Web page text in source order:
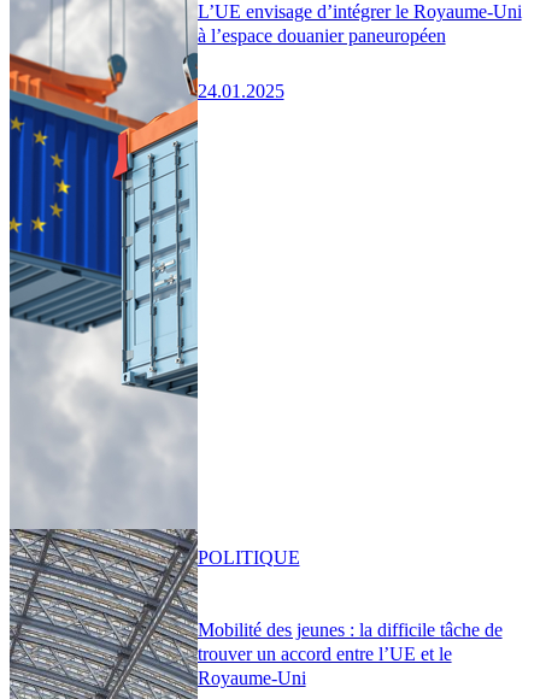
L’UE envisage d’intégrer le Royaume-Uni
à l’espace douanier paneuropéen
24.01.2025
Mobilité des jeunes : la difficile tâche de
trouver un accord entre l’UE et le
Royaume-Uni
POLITIQUE